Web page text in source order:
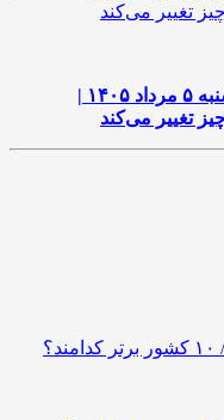
قیمت تتر، بیت‌کوین و اتریوم امروز دوشنبه ۵ مرداد ۱۴۰۵ |
تغییر می‌کند